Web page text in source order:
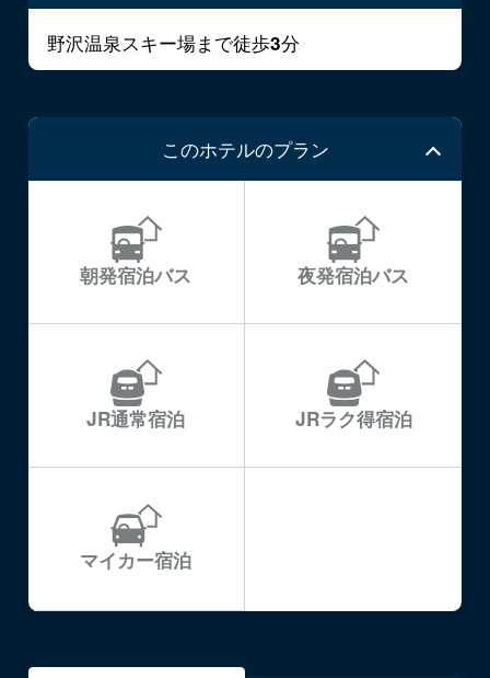
野沢温泉スキー場まで徒歩3分
このホテルのプラン
朝発宿泊バス 夜発宿泊バス
JR通常宿泊 JRラク得宿泊
マイカー宿泊